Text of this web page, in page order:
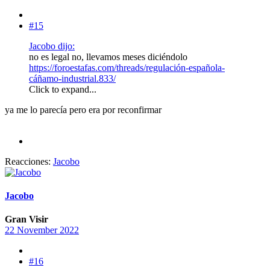
#15
Jacobo dijo:
no es legal no, llevamos meses diciéndolo
https://foroestafas.com/threads/regulación-española-
cáñamo-industrial.833/
Click to expand...
ya me lo parecía pero era por reconfirmar
Reacciones: Jacobo
Jacobo
Gran Visir
22 November 2022
#16